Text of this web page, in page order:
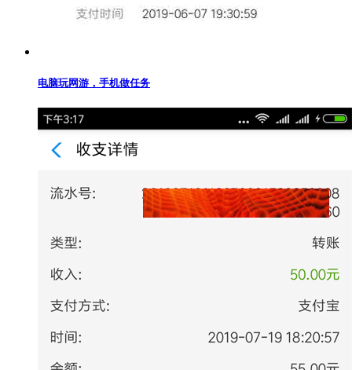
电脑玩网游，手机做任务